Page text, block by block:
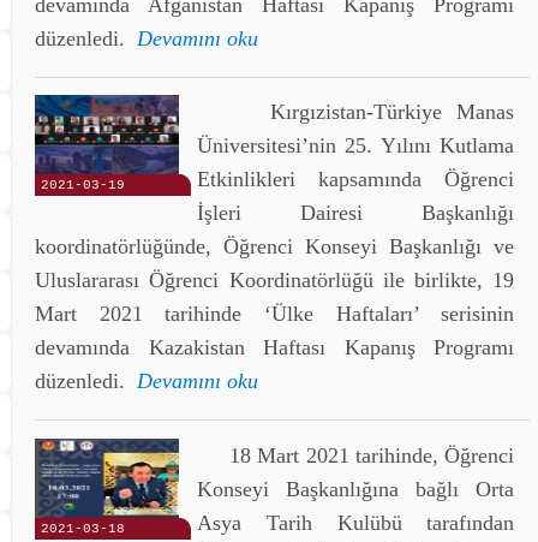
düzenledi. Devamını oku
2021-03-19
Kırgızistan-Türkiye Manas
Üniversitesi’nin 25. Yılını Kutlama
Etkinlikleri kapsamında Öğrenci
İşleri Dairesi Başkanlığı
koordinatörlüğünde, Öğrenci Konseyi Başkanlığı ve
Uluslararası Öğrenci Koordinatörlüğü ile birlikte, 19
Mart 2021 tarihinde ‘Ülke Haftaları’ serisinin
devamında Kazakistan Haftası Kapanış Programı
düzenledi. Devamını oku
2021-03-18
18 Mart 2021 tarihinde, Öğrenci
Konseyi Başkanlığına bağlı Orta
Asya Tarih Kulübü tarafından